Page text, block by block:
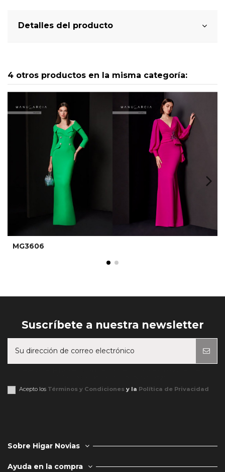
Detalles del producto
4 otros productos en la misma categoría:
MG3606
Suscríbete a nuestra newsletter
Acepto los Términos y Condiciones y la Política de Privacidad
Sobre Higar Novias
Ayuda en la compra